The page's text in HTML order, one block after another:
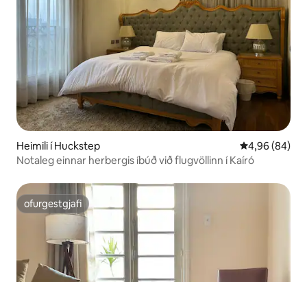
Heimili í Huckstep 4,96 af 5 í
4,96 (84)
Notaleg einnar herbergis íbúð við flugvöllinn í Kaíró
ofurgestgjafi
ofurgestgjafi